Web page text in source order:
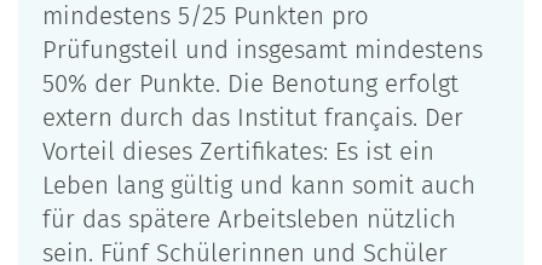
mindestens 5/25 Punkten pro
Prüfungsteil und insgesamt mindestens
50% der Punkte. Die Benotung erfolgt
extern durch das Institut français. Der
Vorteil dieses Zertifikates: Es ist ein
Leben lang gültig und kann somit auch
für das spätere Arbeitsleben nützlich
sein. Fünf Schülerinnen und Schüler